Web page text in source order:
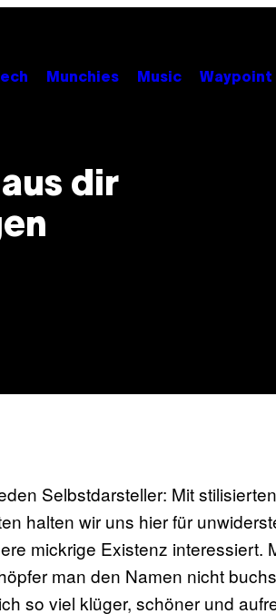
Munchies Music Waypoint
dir
Selbstdarsteller: Mit
halten wir uns hier für
mickrige Existenz interessiert.
man den Namen nicht
so viel klüger, schöner und